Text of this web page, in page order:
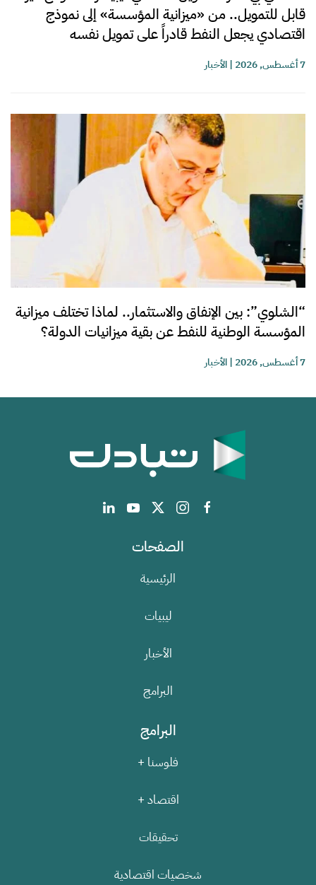
قابل للتمويل.. من «ميزانية المؤسسة» إلى نموذج
اقتصادي يجعل النفط قادراً على تمويل نفسه
7 أغسطس, 2026 |الأخبار
“الشلوي”: بين الإنفاق والاستثمار.. لماذا تختلف ميزانية
المؤسسة الوطنية للنفط عن بقية ميزانيات الدولة؟
7 أغسطس, 2026 |الأخبار
الصفحات
الرئيسية
ليبيات
الأخبار
البرامج
البرامج
فلوسنا +
اقتصاد +
تحقيقات
شخصيات اقتصادية